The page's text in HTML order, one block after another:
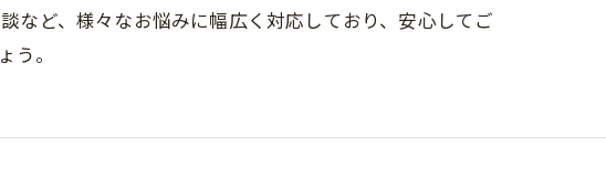
など、様々なお悩みに幅広く対応しており、安心してご
。